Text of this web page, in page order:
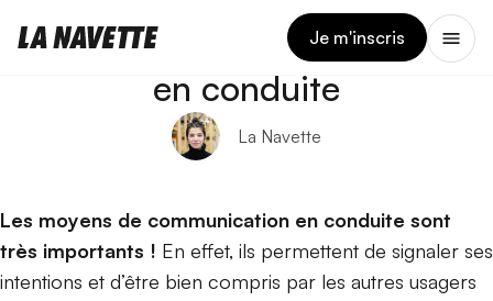
Je m'inscris
Moyens de communication
en conduite
La Navette
Les moyens de communication en conduite sont
très importants ! En effet, ils permettent de signaler ses
intentions et d’être bien compris par les autres usagers